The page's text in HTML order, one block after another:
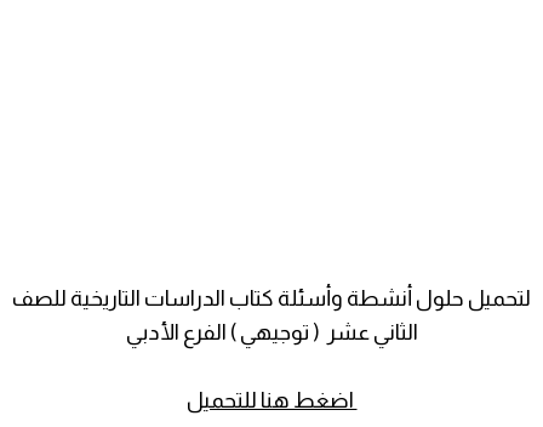
لتحميل حلول أنشطة وأسئلة كتاب الدراسات التاريخية للصف
الثاني عشر ( توجيهي ) الفرع الأدبي
اضغط هنا للتحميل